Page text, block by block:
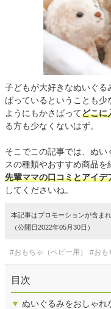
子どもが大好きなぬいぐる
ばっているということも
ようにもかさばってどこに
る方も少なくないはず。
そこでこの記事では、ぬ
スの種類やおすすめ商品を
先輩ママの口コミとアイデ
してくださいね。
本記事はプロモーションが含ま
（公開日2022年05月30日）
#おもちゃ（ベビー用） #おも
目次
▼ ぬいぐるみをおしゃれ